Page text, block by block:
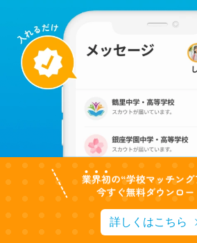
詳しくはこちら